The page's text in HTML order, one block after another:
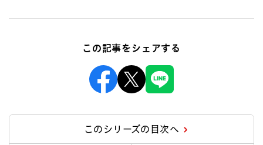
この記事をシェアする
このシリーズの目次へ